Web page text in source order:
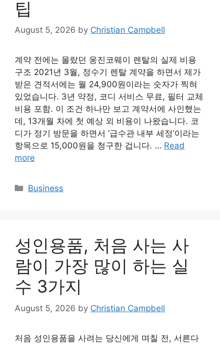
팁
August 5, 2026 by Christian Campbell
계약 전에는 몰랐던 웅진코웨이 렌탈의 실제 비용
구조 2021년 3월, 정수기 렌탈 계약을 하면서 제가
받은 견적서에는 월 24,900원이라는 숫자가 찍혀
있었습니다. 3년 약정, 코디 서비스 무료, 필터 교체
비용 포함. 이 조건 하나만 보고 계약서에 사인했는
데, 13개월 차에 첫 예상 외 비용이 나왔습니다. 코
디가 정기 방문을 하면서 ‘급수관 내부 세정’이라는
항목으로 15,000원을 청구한 겁니다. … Read
more
Categories
Business
성인용품, 처음 사는 사
람이 가장 많이 하는 실
수 3가지
August 5, 2026 by Christian Campbell
처음 성인용품을 사려는 당신에게 며칠 전, 서른다